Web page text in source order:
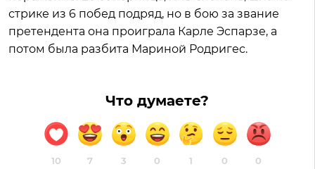
стрике из 6 побед подряд, но в бою за звание
претендента она проиграла Карле Эспарзе, а
потом была разбита Мариной Родригес.
Что думаете?
10 7 3 0 1 0 0